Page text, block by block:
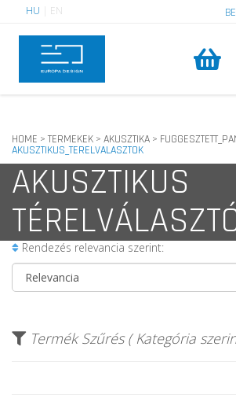
HU EN
HOME > TERMEKEK > AKUSZTIKA >
AKUSZTIKUS_TERELVALASZTOK
AKUSZTIKUS
Rendezés relevancia szerint:
Termék Szűrés ( Kategória